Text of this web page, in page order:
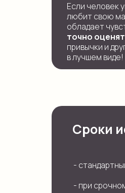
Если человек
любит свою
обладает
точно
привычки и
в лучшем виде!
-
- при
Сроки